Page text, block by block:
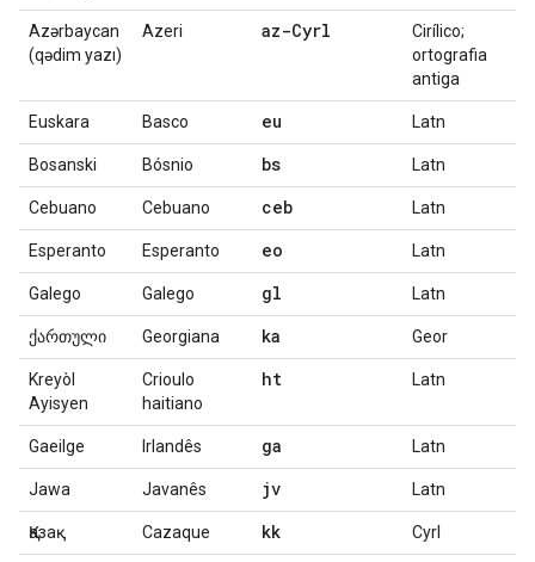
Azərbaycan
(qədim yazı)
Azeri az-Cyrl
Cirílico;
ortografia
antiga
Euskara Basco eu Latn
Bosanski Bósnio bs Latn
Cebuano Cebuano ceb Latn
Esperanto Esperanto eo Latn
Galego Galego gl Latn
ქართული Georgiana ka Geor
Kreyòl
Ayisyen
Crioulo
haitiano
ht Latn
Gaeilge Irlandês ga Latn
Jawa Javanês jv Latn
Қазақ Cazaque kk Cyrl